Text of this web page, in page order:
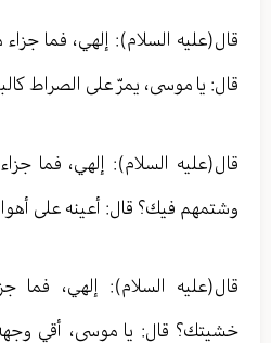
قال(عليه السلام): إلهي، فما
قال: يا موسى، يمرّ على الصراط
قال(عليه السلام): إلهي، فما
وشتمهم فيك؟ قال: أعينه على
قال(عليه السلام): إلهي،
خشيتك؟ قال: يا موسى، أقي وجهه